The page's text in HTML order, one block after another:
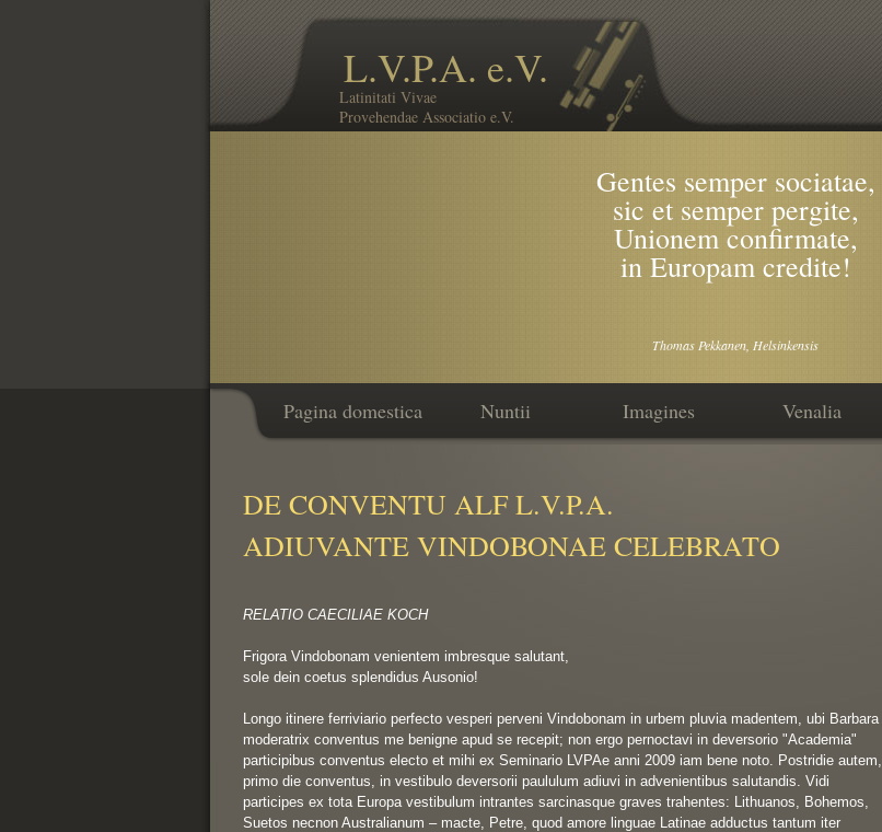
L.V.P.A. e.V.
Latinitati Vivae
Provehendae Associatio e.V.
Gentes semper sociatae,
sic et semper pergite,
Unionem confirmate,
in Europam credite!
Thomas Pekkanen, Helsinkensis
Pagina domestica Nuntii Imagines Venalia
DE CONVENTU ALF L.V.P.A.
ADIUVANTE VINDOBONAE CELEBRATO
RELATIO CAECILIAE KOCH
Frigora Vindobonam venientem imbresque salutant,
sole dein coetus splendidus Ausonio!
Longo itinere ferriviario perfecto vesperi perveni Vindobonam in urbem pluvia madentem, ubi Barbara
moderatrix conventus me benigne apud se recepit; non ergo pernoctavi in deversorio "Academia"
participibus conventus electo et mihi ex Seminario LVPAe anni 2009 iam bene noto. Postridie autem,
primo die conventus, in vestibulo deversorii paululum adiuvi in advenientibus salutandis. Vidi
participes ex tota Europa vestibulum intrantes sarcinasque graves trahentes: Lithuanos, Bohemos,
Suetos necnon Australianum – macte, Petre, quod amore linguae Latinae adductus tantum iter